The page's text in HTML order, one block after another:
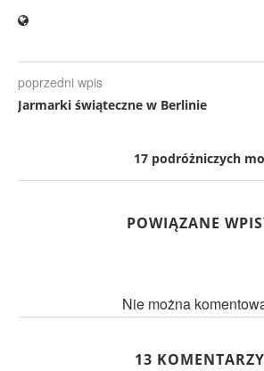
poprzedni wpis
Jarmarki świąteczne w Berlinie
17 podróżniczych
POWIĄZANE
Nie można
13 KOMENTARZY